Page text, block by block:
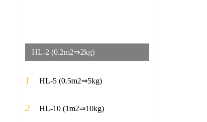
HL-2 (0.2m2⇒2kg)
1 HL-5 (0.5m2⇒5kg)
2 HL-10 (1m2⇒10kg)